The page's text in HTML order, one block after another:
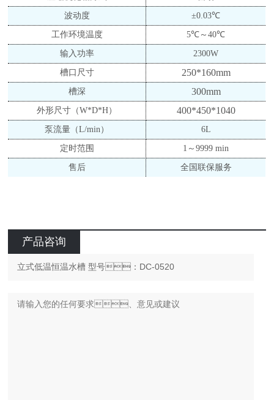
波动度 ±0.03℃
工作环境温度 5℃～40℃
输入功率 2300W
槽口尺寸 250*160mm
槽深 300mm
外形尺寸（W*D*H） 400*450*1040
泵流量（L/min） 6L
定时范围 1～9999 min
售后 全国联保服务
产品咨询